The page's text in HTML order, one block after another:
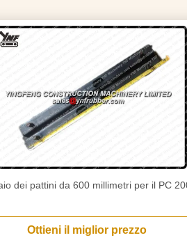
dei pattini da 600 millimetri per il PC
Ottieni il miglior prezzo